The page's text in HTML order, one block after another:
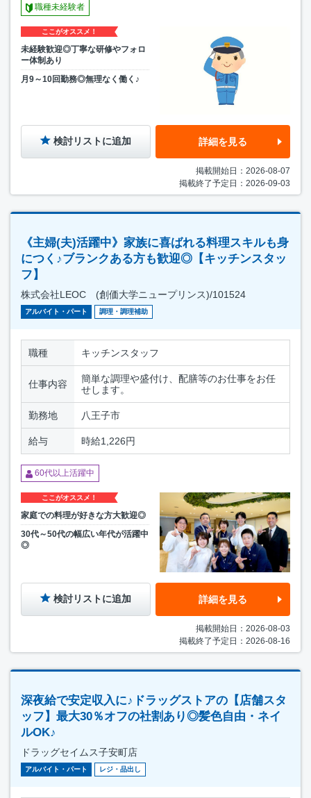
職種未経験者
ここがオススメ！
未経験歓迎◎丁寧な研修やフォロ
ー体制あり
月9～10回勤務◎無理なく働く♪
検討リストに追加 詳細を見る
掲載開始日：2026-08-07
掲載終了予定日：2026-09-03
《主婦(夫)活躍中》家族に喜ばれる料理スキルも身
につく♪ブランクある方も歓迎◎【キッチンスタッ
フ】
株式会社LEOC (創価大学ニュープリンス)/101524
アルバイト・パート 調理・調理補助
職種 キッチンスタッフ
仕事内容
簡単な調理や盛付け、配膳等のお仕事をお任
せします。
勤務地 八王子市
給与 時給1,226円
60代以上活躍中
ここがオススメ！
家庭での料理が好きな方大歓迎◎
30代～50代の幅広い年代が活躍中
◎
検討リストに追加 詳細を見る
掲載開始日：2026-08-03
掲載終了予定日：2026-08-16
深夜給で安定収入に♪ドラッグストアの【店舗スタ
ッフ】最大30％オフの社割あり◎髪色自由・ネイ
ルOK♪
ドラッグセイムス子安町店
アルバイト・パート レジ・品出し